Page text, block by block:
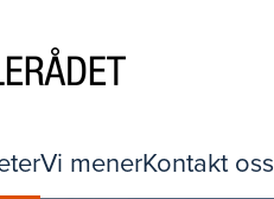
Vi menerKontakt oss